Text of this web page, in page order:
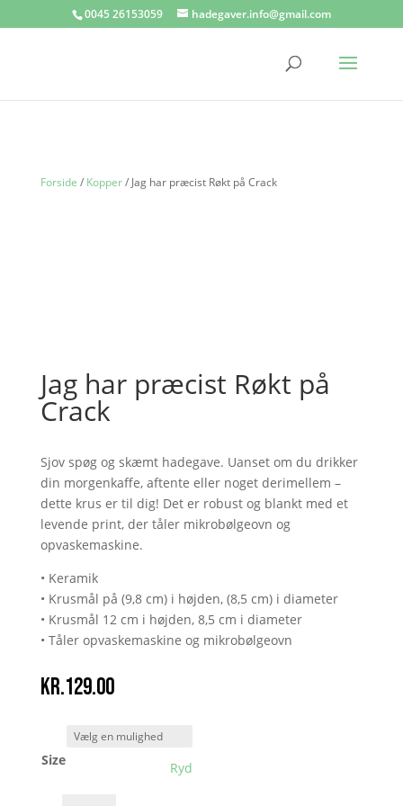
0045 26153059 hadegaver.info@gmail.com
Forside / Kopper/ Jag har præcist Røkt på Crack
Jag har præcist Røkt på
Crack
Sjov spøg og skæmt hadegave. Uanset om du drikker
din morgenkaffe, aftente eller noget derimellem –
dette krus er til dig! Det er robust og blankt med et
levende print, der tåler mikrobølgeovn og
opvaskemaskine.
• Keramik
• Krusmål på (9,8 cm) i højden, (8,5 cm) i diameter
• Krusmål 12 cm i højden, 8,5 cm i diameter
• Tåler opvaskemaskine og mikrobølgeovn
kr.129.00
Size Ryd